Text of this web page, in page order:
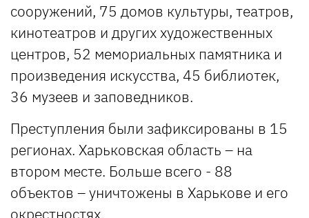
сооружений, 75 домов культуры, театров,
кинотеатров и других художественных
центров, 52 мемориальных памятника и
произведения искусства, 45 библиотек,
36 музеев и заповедников.
Преступления были зафиксированы в 15
регионах. Харьковская область – на
втором месте. Больше всего - 88
объектов – уничтожены в Харькове и его
окрестностях.